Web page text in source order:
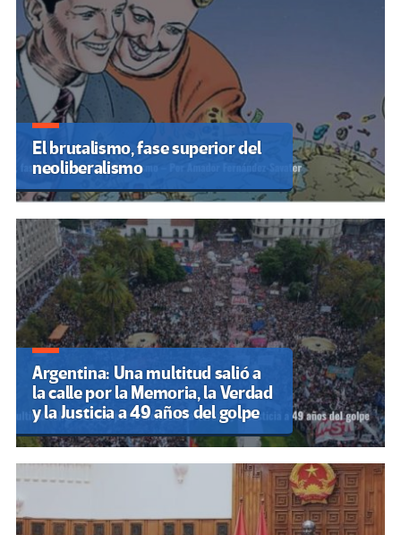
El brutalismo, fase superior del
neoliberalismo
Argentina: Una multitud salió a
la calle por la Memoria, la Verdad
y la Justicia a 49 años del golpe